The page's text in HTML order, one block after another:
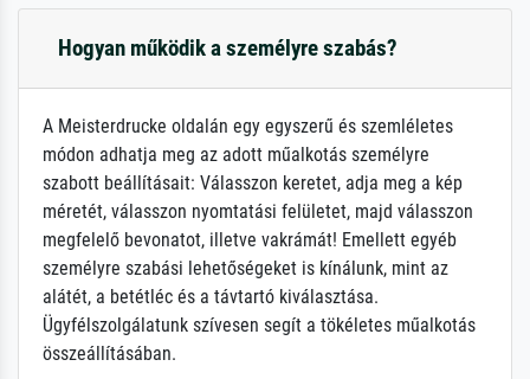
Hogyan működik a személyre szabás?
A Meisterdrucke oldalán egy egyszerű és szemléletes
módon adhatja meg az adott műalkotás személyre
szabott beállításait: Válasszon keretet, adja meg a kép
méretét, válasszon nyomtatási felületet, majd válasszon
megfelelő bevonatot, illetve vakrámát! Emellett egyéb
személyre szabási lehetőségeket is kínálunk, mint az
alátét, a betétléc és a távtartó kiválasztása.
Ügyfélszolgálatunk szívesen segít a tökéletes műalkotás
összeállításában.